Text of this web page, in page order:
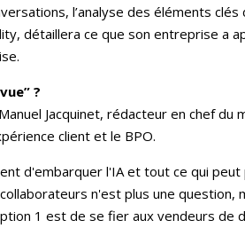
l’analyse des éléments
détaillera ce que son entreprise a
?
Jacquinet, rédacteur en chef du
client et le BPO.
d'embarquer l'IA et tout ce qui
n'est plus une question,
1 est de se fier aux vendeurs de